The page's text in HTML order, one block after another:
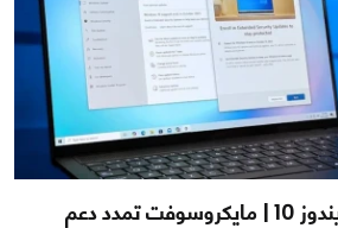
خبر سار لمستخدمي ويندوز 10 | مايكروسوفت تمدد دعم